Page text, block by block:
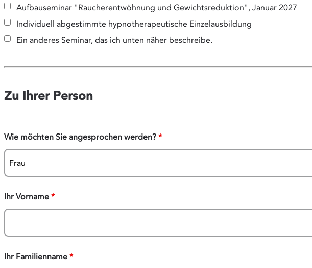
Aufbauseminar "Raucherentwöhnung und Gewichtsreduktion", Januar 2027
Individuell abgestimmte hypnotherapeutische Einzelausbildung
Ein anderes Seminar, das ich unten näher beschreibe.
Zu Ihrer Person
Wie möchten Sie angesprochen werden? *
Ihr Vorname *
Ihr Familienname *